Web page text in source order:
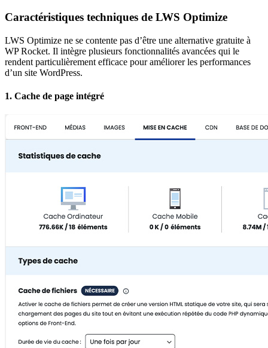
Caractéristiques techniques de LWS Optimize
LWS Optimize ne se contente pas d’être une alternative gratuite à
WP Rocket. Il intègre plusieurs fonctionnalités avancées qui le
rendent particulièrement efficace pour améliorer les performances
d’un site WordPress.
1. Cache de page intégré